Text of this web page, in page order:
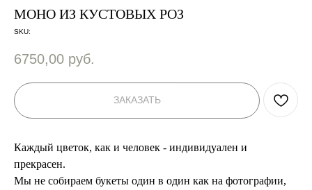
МОНО ИЗ КУСТОВЫХ РОЗ
SKU:
6750,00 руб.
ЗАКАЗАТЬ
Каждый цветок, как и человек - индивидуален и
прекрасен.
Мы не собираем букеты один в один как на фотографии,